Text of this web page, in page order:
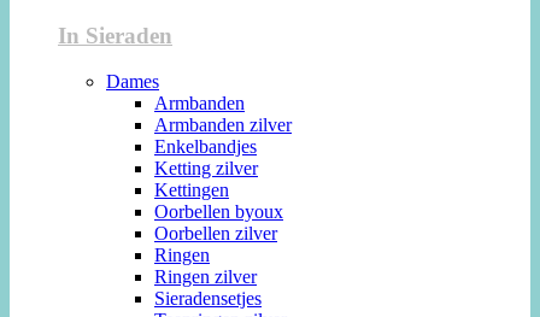
In Sieraden
Dames
Armbanden
Armbanden zilver
Enkelbandjes
Ketting zilver
Kettingen
Oorbellen byoux
Oorbellen zilver
Ringen
Ringen zilver
Sieradensetjes